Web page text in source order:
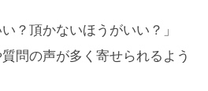
？頂かないほうがいい？」
問の声が多く寄せられるよう